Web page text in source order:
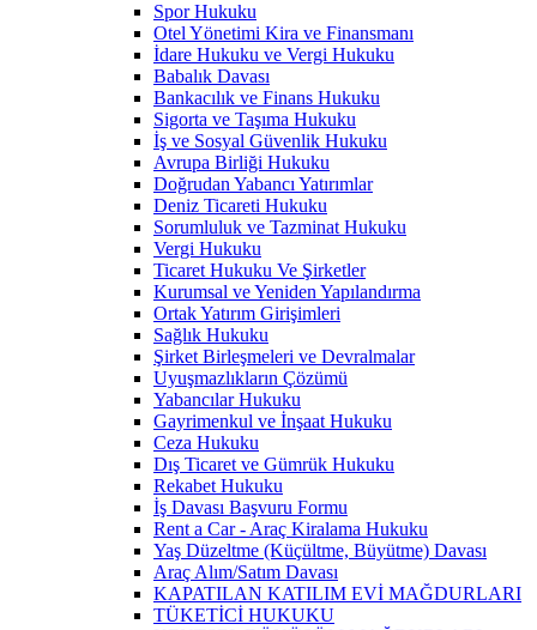
Spor Hukuku
Otel Yönetimi Kira ve Finansmanı
İdare Hukuku ve Vergi Hukuku
Babalık Davası
Bankacılık ve Finans Hukuku
Sigorta ve Taşıma Hukuku
İş ve Sosyal Güvenlik Hukuku
Avrupa Birliği Hukuku
Doğrudan Yabancı Yatırımlar
Deniz Ticareti Hukuku
Sorumluluk ve Tazminat Hukuku
Vergi Hukuku
Ticaret Hukuku Ve Şirketler
Kurumsal ve Yeniden Yapılandırma
Ortak Yatırım Girişimleri
Sağlık Hukuku
Şirket Birleşmeleri ve Devralmalar
Uyuşmazlıkların Çözümü
Yabancılar Hukuku
Gayrimenkul ve İnşaat Hukuku
Ceza Hukuku
Dış Ticaret ve Gümrük Hukuku
Rekabet Hukuku
İş Davası Başvuru Formu
Rent a Car - Araç Kiralama Hukuku
Yaş Düzeltme (Küçültme, Büyütme) Davası
Araç Alım/Satım Davası
KAPATILAN KATILIM EVİ MAĞDURLARI
TÜKETİCİ HUKUKU